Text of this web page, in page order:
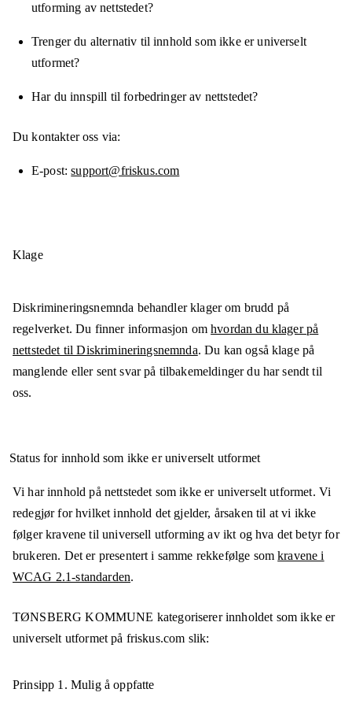
utforming av nettstedet?
Trenger du alternativ til innhold som ikke er universelt
utformet?
Har du innspill til forbedringer av nettstedet?
Du kontakter oss via:
E-post support@friskus.com
Klage
Diskrimineringsnemnda behandler klager om brudd på
regelverket. Du finner informasjon omhvordan du klager på
nettstedet til Diskrimineringsnemnda. Du kan også klage på
manglende eller sent svar på tilbakemeldinger du har sendt til
oss.
Status for innhold som ikke er universelt utformet
Vi har innhold på nettstedet som ikke er universelt utformet. Vi
redegjør for hvilket innhold det gjelder, årsaken til at vi ikke
følger kravene til universell utforming av ikt og hva det betyr for
brukeren. Det er presentert i samme rekkefølge somkravene i
WCAG 2.1-standarden.
TØNSBERG KOMMUNE kategoriserer innholdet som ikke er
universelt utformet på friskus.com slik:
Prinsipp 1. Mulig å oppfatte